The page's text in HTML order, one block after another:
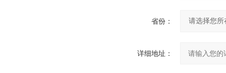
省份：
详细地址：